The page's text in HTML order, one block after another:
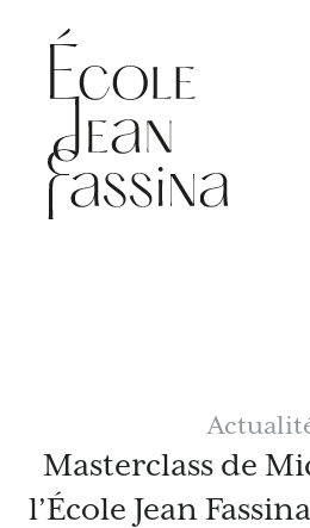
Masterclass de
l’École Jean